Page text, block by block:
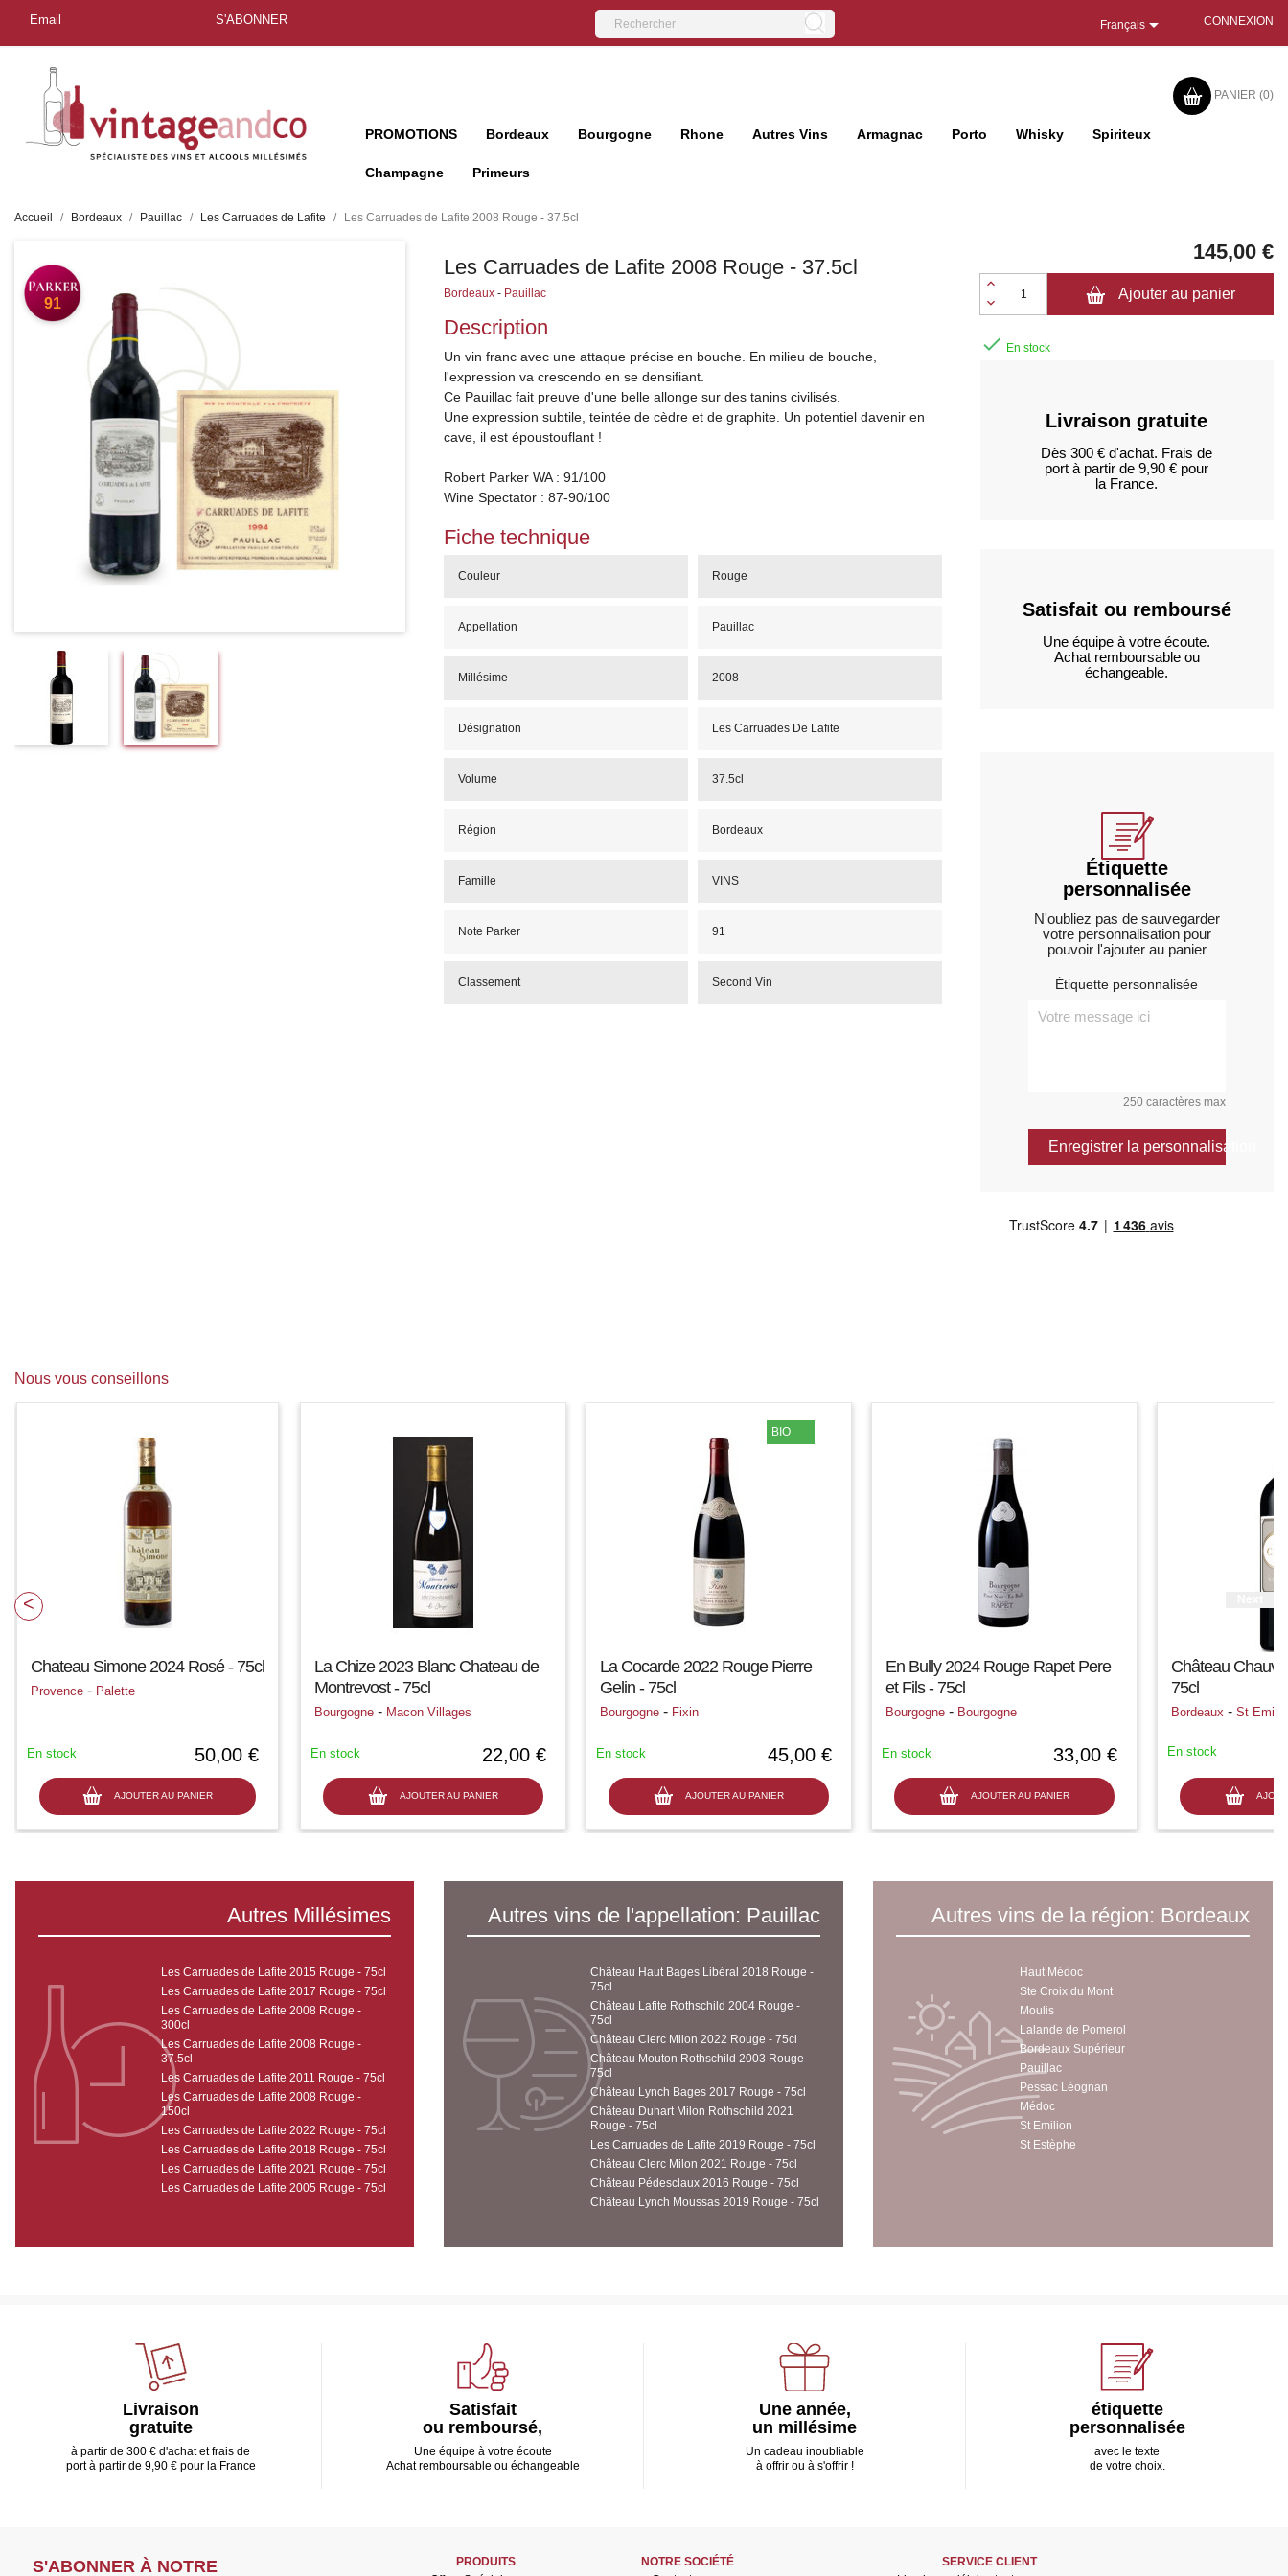
S'ABONNER Français CONNEXION
PANIER (0)
PROMOTIONS Bordeaux Bourgogne Rhone Autres Vins Armagnac Porto Whisky Spiriteux
Champagne Primeurs
Accueil Bordeaux Pauillac Les Carruades de Lafite Les Carruades de Lafite 2008 Rouge - 37.5cl
91
Les Carruades de Lafite 2008 Rouge - 37.5cl
Bordeaux- Pauillac
Description
Un vin franc avec une attaque précise en bouche. En milieu de bouche,
l'expression va crescendo en se densifiant.
Ce Pauillac fait preuve d'une belle allonge sur des tanins civilisés.
Une expression subtile, teintée de cèdre et de graphite. Un potentiel davenir en
cave, il est époustouflant !
Robert Parker WA : 91/100
Wine Spectator : 87-90/100
Fiche technique
Couleur Rouge
Appellation Pauillac
Millésime 2008
Désignation Les Carruades De Lafite
Volume 37.5cl
Région Bordeaux
Famille VINS
Note Parker 91
Classement Second Vin
145,00 €
Ajouter au panier
 En stock
Livraison gratuite
Dès 300 € d'achat. Frais de
port à partir de 9,90 € pour
la France.
Satisfait ou remboursé
Une équipe à votre écoute.
Achat remboursable ou
échangeable.
Étiquette
personnalisée
N'oubliez pas de sauvegarder
votre personnalisation pour
pouvoir l'ajouter au panier
Étiquette personnalisée
250 caractères max
Enregistrer la personnalisation
Nous vous conseillons
Chateau Simone 2024 Rosé - 75cl
Provence - Palette
50,00 €
AJOUTER AU PANIER
En stock
La Chize 2023 Blanc Chateau de
Montrevost - 75cl
Bourgogne - Macon Villages
22,00 €
AJOUTER AU PANIER
En stock
La Cocarde 2022 Rouge Pierre
Gelin - 75cl
Bourgogne - Fixin
45,00 €
AJOUTER AU PANIER
En stock
BIO
En Bully 2024 Rouge Rapet Pere
et Fils - 75cl
Bourgogne - Bourgogne
33,00 €
AJOUTER AU PANIER
En stock
Château
75cl
Bordeaux - St
En stock
Autres Millésimes
Les Carruades de Lafite 2015 Rouge - 75cl
Les Carruades de Lafite 2017 Rouge - 75cl
Les Carruades de Lafite 2008 Rouge -
300cl
Les Carruades de Lafite 2008 Rouge -
37.5cl
Les Carruades de Lafite 2011 Rouge - 75cl
Les Carruades de Lafite 2008 Rouge -
150cl
Les Carruades de Lafite 2022 Rouge - 75cl
Les Carruades de Lafite 2018 Rouge - 75cl
Les Carruades de Lafite 2021 Rouge - 75cl
Les Carruades de Lafite 2005 Rouge - 75cl
Autres vins de l'appellation: Pauillac
Château Haut Bages Libéral 2018 Rouge -
75cl
Château Lafite Rothschild 2004 Rouge -
75cl
Château Clerc Milon 2022 Rouge - 75cl
Château Mouton Rothschild 2003 Rouge -
75cl
Château Lynch Bages 2017 Rouge - 75cl
Château Duhart Milon Rothschild 2021
Rouge - 75cl
Les Carruades de Lafite 2019 Rouge - 75cl
Château Clerc Milon 2021 Rouge - 75cl
Château Pédesclaux 2016 Rouge - 75cl
Château Lynch Moussas 2019 Rouge - 75cl
Autres vins de la région: Bordeaux
Haut Médoc
Ste Croix du Mont
Moulis
Lalande de Pomerol
Bordeaux Supérieur
Pauillac
Pessac Léognan
Médoc
St Emilion
St Estèphe
Livraison
gratuite
à partir de 300 € d'achat et frais de
port à partir de 9,90 € pour la France
Satisfait
ou remboursé,
Une équipe à votre écoute
Achat remboursable ou échangeable
Une année,
un millésime
Un cadeau inoubliable
à offrir ou à s'offrir !
étiquette
personnalisée
avec le texte
de votre choix.
S'ABONNER À NOTRE
PRODUITS
NOTRE SOCIÉTÉ
SERVICE CLIENT